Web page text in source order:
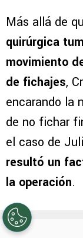
Más allá de
quirúrgica
movimiento
de fichajes,
encarando la
de no fichar
el caso de
resultó un
la operación.